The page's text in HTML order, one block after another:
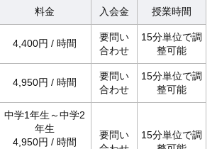
料金 入会金 授業時間
4,400円 / 時間
要問い
合わせ
15分単位で調
整可能
4,950円 / 時間
要問い
合わせ
15分単位で調
整可能
中学1年生～中学2
年生
4,950円 / 時間
要問い
15分単位で調